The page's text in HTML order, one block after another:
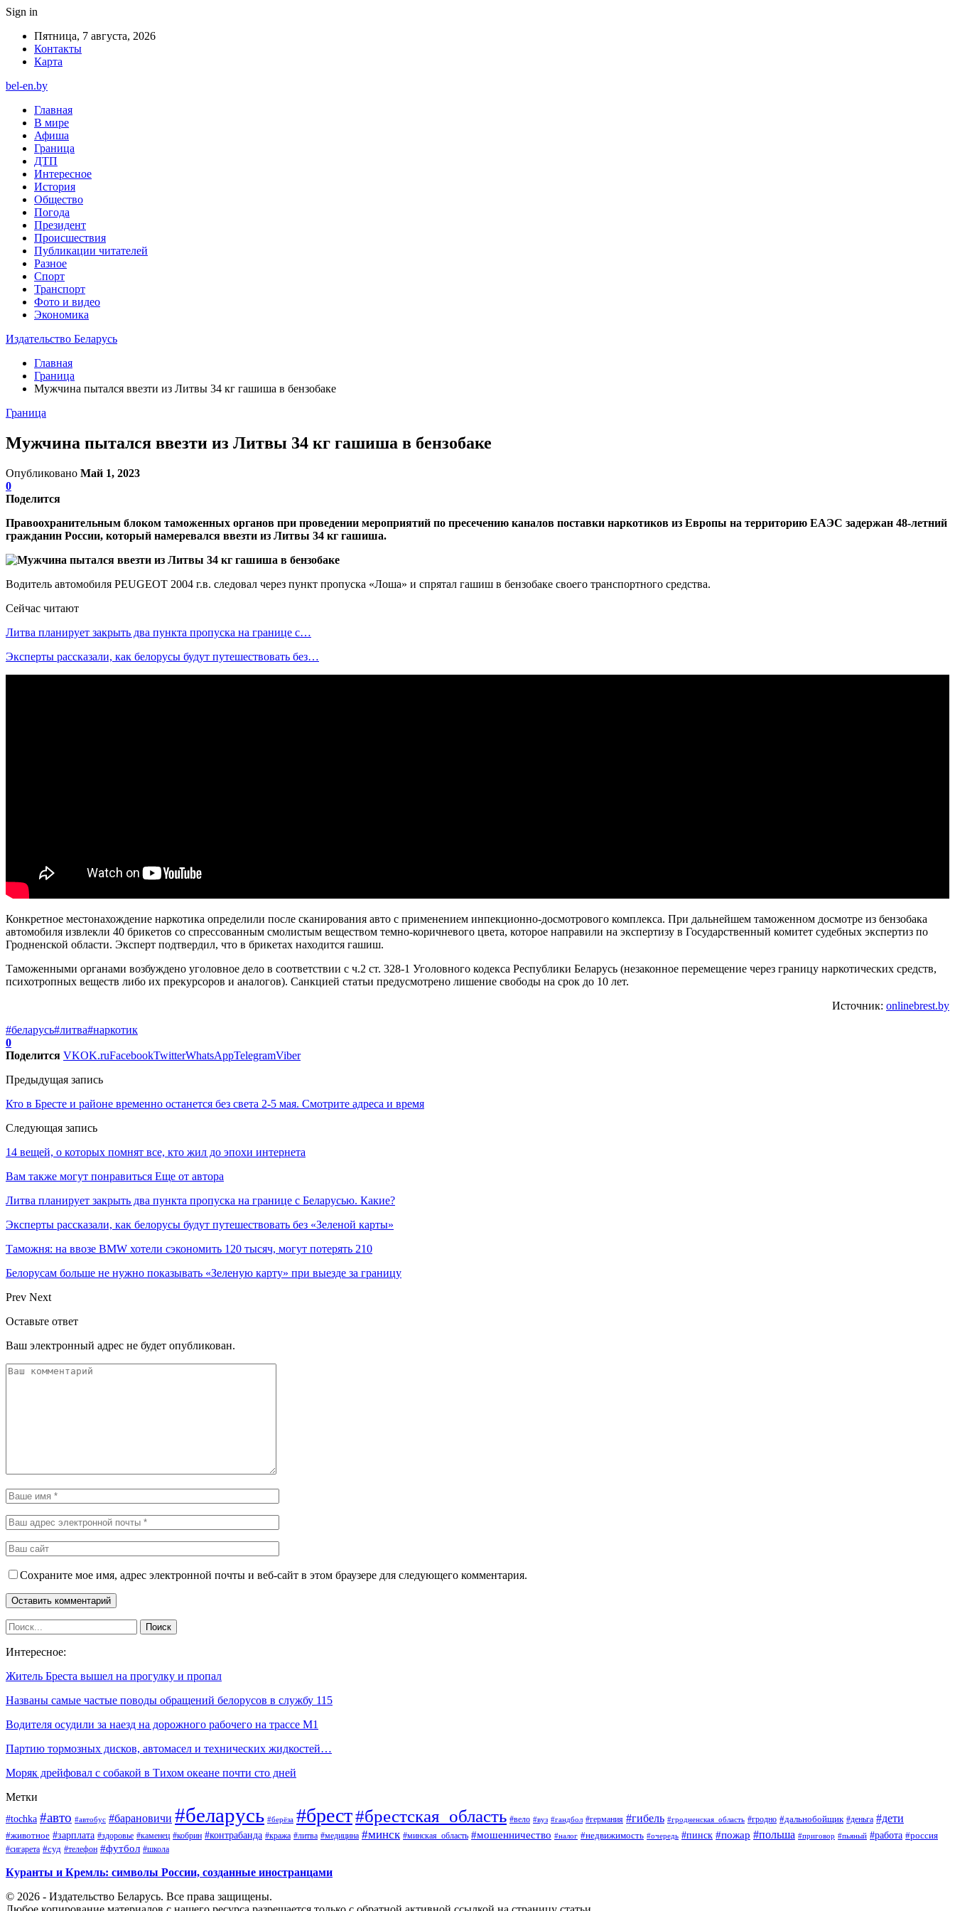
Sign in
Пятница, 7 августа, 2026
Контакты
Карта
bel-en.by
Главная
В мире
Афиша
Граница
ДТП
Интересное
История
Общество
Погода
Президент
Происшествия
Публикации читателей
Разное
Спорт
Транспорт
Фото и видео
Экономика
Издательство Беларусь
Главная
Граница
Мужчина пытался ввезти из Литвы 34 кг гашиша в бензобаке
Граница
Мужчина пытался ввезти из Литвы 34 кг гашиша в бензобаке
Опубликовано Май 1, 2023
0
Поделится
Правоохранительным блоком таможенных органов при проведении мероприятий по пресечению каналов поставки наркотиков из Европы на территорию ЕАЭС задержан 48-летний
гражданин России, который намеревался ввезти из Литвы 34 кг гашиша.
Водитель автомобиля PEUGEOT 2004 г.в. следовал через пункт пропуска «Лоша» и спрятал гашиш в бензобаке своего транспортного средства.
Сейчас читают
Литва планирует закрыть два пункта пропуска на границе с…
Эксперты рассказали, как белорусы будут путешествовать без…
Конкретное местонахождение наркотика определили после сканирования авто с применением инпекционно-досмотрового комплекса. При дальнейшем таможенном досмотре из бензобака
автомобиля извлекли 40 брикетов со спрессованным смолистым веществом темно-коричневого цвета, которое направили на экспертизу в Государственный комитет судебных экспертиз по
Гродненской области. Эксперт подтвердил, что в брикетах находится гашиш.
Таможенными органами возбуждено уголовное дело в соответствии с ч.2 ст. 328-1 Уголовного кодекса Республики Беларусь (незаконное перемещение через границу наркотических средств,
психотропных веществ либо их прекурсоров и аналогов). Санкцией статьи предусмотрено лишение свободы на срок до 10 лет.
Источник: onlinebrest.by
#беларусь#литва#наркотик
0
Поделится VKOK.ruFacebookTwitterWhatsAppTelegramViber
Предыдущая запись
Кто в Бресте и районе временно останется без света 2-5 мая. Смотрите адреса и время
Следующая запись
14 вещей, о которых помнят все, кто жил до эпохи интернета
Вам также могут понравиться Еще от автора
Литва планирует закрыть два пункта пропуска на границе с Беларусью. Какие?
Эксперты рассказали, как белорусы будут путешествовать без «Зеленой карты»
Таможня: на ввозе BMW хотели сэкономить 120 тысяч, могут потерять 210
Белорусам больше не нужно показывать «Зеленую карту» при выезде за границу
Prev Next
Оставьте ответ
Ваш электронный адрес не будет опубликован.
Сохраните мое имя, адрес электронной почты и веб-сайт в этом браузере для следующего комментария.
Интересное:
Житель Бреста вышел на прогулку и пропал
Названы самые частые поводы обращений белорусов в службу 115
Водителя осудили за наезд на дорожного рабочего на трассе М1
Партию тормозных дисков, автомасел и технических жидкостей…
Моряк дрейфовал с собакой в Тихом океане почти сто дней
Метки
#tochka #авто #автобус #барановичи #беларусь #берёза #брест#брестская_область #вело #вуз #гандбол #германия #гибель #гродненская_область #гродно #дальнобойщик #деньга #дети
#животное #зарплата #здоровье #каменец #кобрин #контрабанда #кража #литва #медицина #минск #минская_область #мошенничество #налог #недвижимость #очередь #пинск #пожар #польша #приговор #пьяный #работа #россия
#сигарета #суд #телефон #футбол #школа
Куранты и Кремль: символы России, созданные иностранцами
© 2026 - Издательство Беларусь. Все права защищены.